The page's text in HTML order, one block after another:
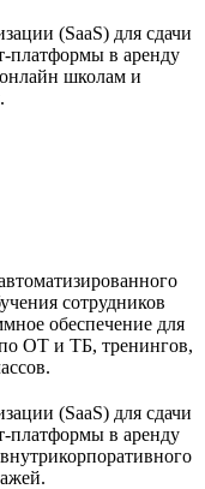
(SaaS) для сдачи
платформы в аренду
школам и
сотрудников
обеспечение для
ОТ и ТБ, тренингов,
(SaaS) для сдачи
платформы в аренду